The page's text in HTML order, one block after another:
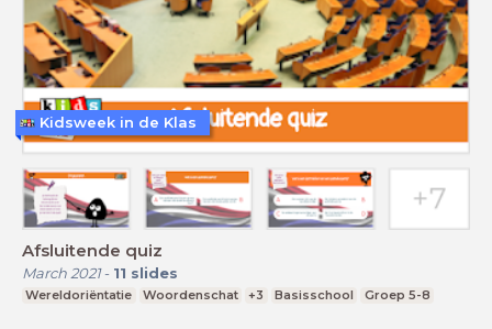
Afsluitende quiz
March 2021- 11 slides
Wereldoriëntatie Woordenschat +3 Basisschool Groep 5-8
Kidsweek in de Klas